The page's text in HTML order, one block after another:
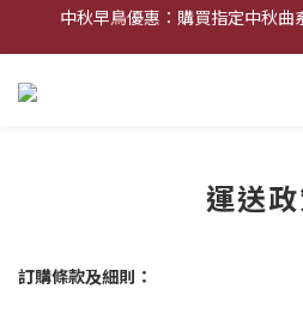
中秋早鳥優惠：購買中
中秋早鳥優惠：購買指定中秋曲
運送
訂購條款及細則：